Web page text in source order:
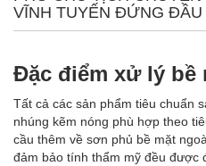
VĨNH TUYẾN ĐỨNG ĐẦU
Đặc điểm xử lý bề
Tất cả các sản phẩm tiêu chuẩn
nhúng kẽm nóng phù hợp theo
cầu thêm về sơn phủ bề mặt
đảm bảo tính thẩm mỹ đều được